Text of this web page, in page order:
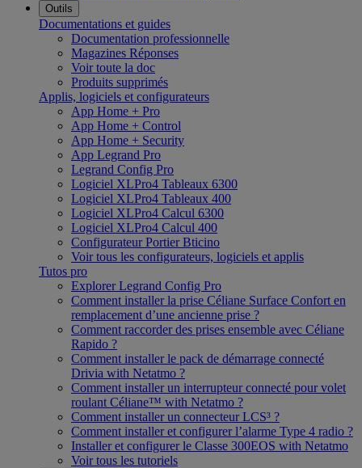
Outils
Documentations et guides
Documentation professionnelle
Magazines Réponses
Voir toute la doc
Produits supprimés
Applis, logiciels et configurateurs
App Home + Pro
App Home + Control
App Home + Security
App Legrand Pro
Legrand Config Pro
Logiciel XLPro4 Tableaux 6300
Logiciel XLPro4 Tableaux 400
Logiciel XLPro4 Calcul 6300
Logiciel XLPro4 Calcul 400
Configurateur Portier Bticino
Voir tous les configurateurs, logiciels et applis
Tutos pro
Explorer Legrand Config Pro
Comment installer la prise Céliane Surface Confort en
remplacement d’une ancienne prise ?
Comment raccorder des prises ensemble avec Céliane
Rapido ?
Comment installer le pack de démarrage connecté
Drivia with Netatmo ?
Comment installer un interrupteur connecté pour volet
roulant Céliane™ with Netatmo ?
Comment installer un connecteur LCS³ ?
Comment installer et configurer l’alarme Type 4 radio ?
Installer et configurer le Classe 300EOS with Netatmo
Voir tous les tutoriels